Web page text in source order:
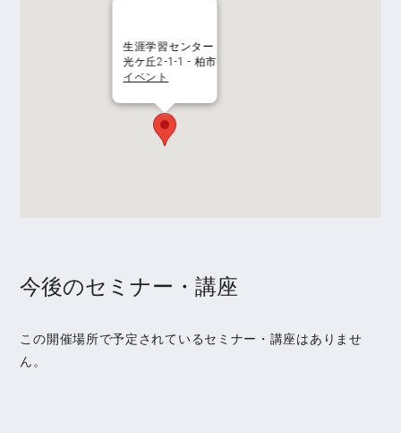
生涯学習センター
光ケ丘2-1-1 - 柏市
イベント
今後のセミナー・講座
この開催場所で予定されているセミナー・講座はありませ
ん。